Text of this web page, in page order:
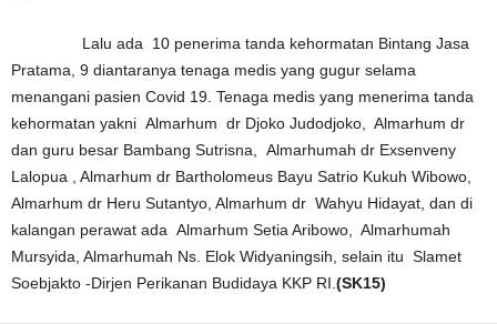
Lalu ada 10 penerima tanda kehormatan Bintang Jasa
Pratama, 9 diantaranya tenaga medis yang gugur selama
menangani pasien Covid 19. Tenaga medis yang menerima tanda
kehormatan yakni Almarhum dr Djoko Judodjoko, Almarhum dr
dan guru besar Bambang Sutrisna, Almarhumah dr Exsenveny
Lalopua , Almarhum dr Bartholomeus Bayu Satrio Kukuh Wibowo,
Almarhum dr Heru Sutantyo, Almarhum dr Wahyu Hidayat, dan di
kalangan perawat ada Almarhum Setia Aribowo, Almarhumah
Mursyida, Almarhumah Ns. Elok Widyaningsih, selain itu Slamet
Soebjakto -Dirjen Perikanan Budidaya KKP RI. (SK15)